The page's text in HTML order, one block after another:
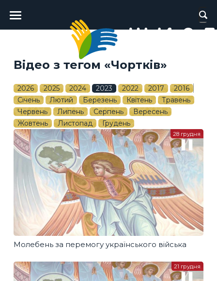
Головне
меню
Відео з тегом «Чортків»
2026 2025 2024 2023 2022 2017
2016
Січень
Лютий Березень Квітень
Травень
Червень
Липень Серпень
Вересень
Жовтень
Листопад Грудень
Молебень за перемогу українського війська
28 грудня
21 грудня